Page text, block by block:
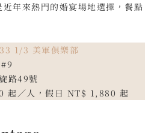
年來熱門的婚宴場地選擇，餐點
1/3 美軍俱樂部
路49號
起／人，假日 NT$ 1,880 起